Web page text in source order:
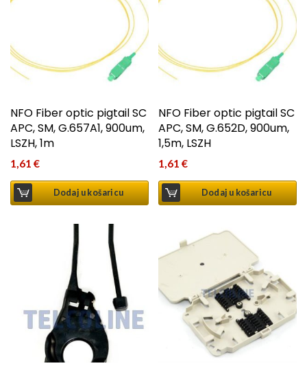
NFO Fiber optic pigtail SC
APC, SM, G.657A1, 900um,
LSZH, 1m
1,61 €
Dodaj u košaricu
NFO Fiber optic pigtail SC
APC, SM, G.652D, 900um,
1,5m, LSZH
1,61€
Dodaj u košaricu